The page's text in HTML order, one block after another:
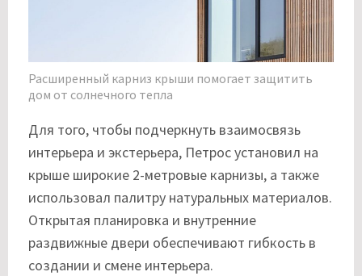
Расширенный карниз крыши помогает защитить
дом от солнечного тепла
Для того, чтобы подчеркнуть взаимосвязь
интерьера и экстерьера, Петрос установил на
крыше широкие 2-метровые карнизы, а также
использовал палитру натуральных материалов.
Открытая планировка и внутренние
раздвижные двери обеспечивают гибкость в
создании и смене интерьера.